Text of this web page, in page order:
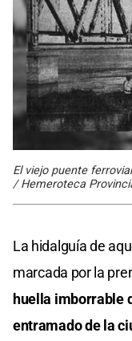
El viejo puente
/ Hemeroteca
La hidalguía de
marcada por la
huella imborrable
entramado de la